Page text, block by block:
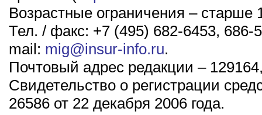
Возрастные ограничения – старше
Тел. / факс: +7 (495) 682-6453, 686-
mail: mig@insur-info.ru.
Почтовый адрес редакции –
Свидетельство о регистрации
26586 от 22 декабря 2006 года.